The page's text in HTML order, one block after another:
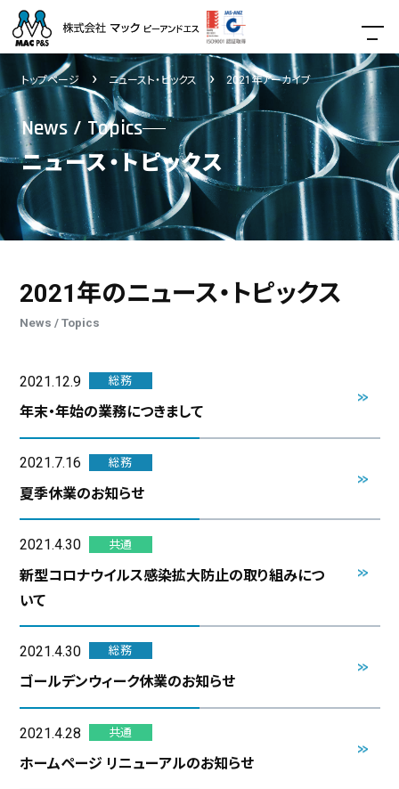
ニュース・トピックス
News / Topics
トップページ ニュースト・ピックス 2021年アーカイブ
2021年のニュース・トピックス
News / Topics
2021.12.9 総務
年末・年始の業務につきまして
2021.7.16 総務
夏季休業のお知らせ
2021.4.30 共通
新型コロナウイルス感染拡大防止の取り組みにつ
いて
2021.4.30 総務
ゴールデンウィーク休業のお知らせ
2021.4.28 共通
ホームページ リニューアルのお知らせ